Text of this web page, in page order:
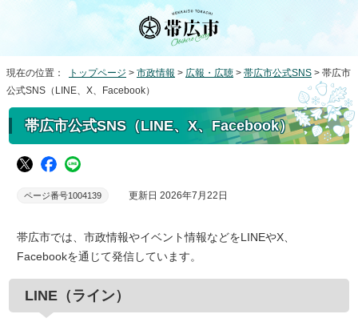
現在の位置： トップページ > 市政情報 > 広報・広聴 > 帯広市公式SNS > 帯広市
公式SNS（LINE、X、Facebook）
帯広市公式SNS（LINE、X、Facebook）
ページ番号1004139 更新日 2026年7月22日
帯広市では、市政情報やイベント情報などをLINEやX、
Facebookを通じて発信しています。
LINE（ライン）